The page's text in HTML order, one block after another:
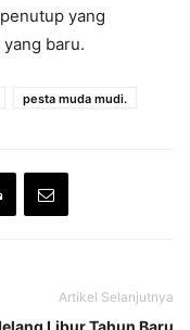
yang
baru.
pesta muda mudi.
Artikel Selanjutnya